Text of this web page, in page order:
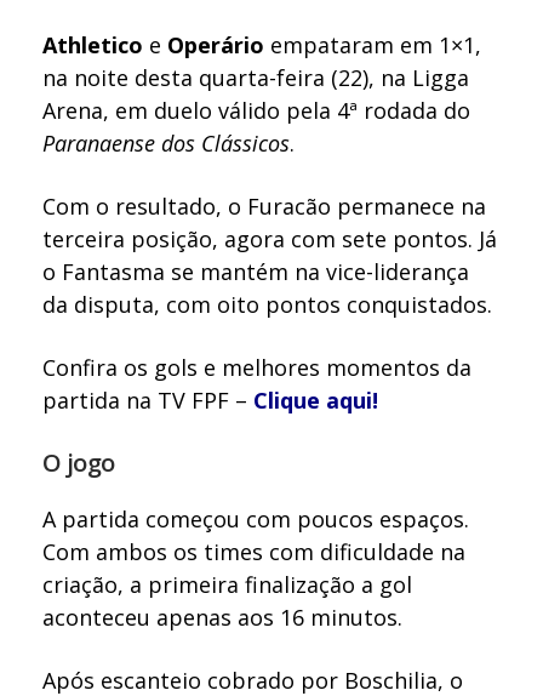
Athletico e Operário empataram em 1×1,
na noite desta quarta-feira (22), na Ligga
Arena, em duelo válido pela 4ª rodada do
Paranaense dos Clássicos.
Com o resultado, o Furacão permanece na
terceira posição, agora com sete pontos. Já
o Fantasma se mantém na vice-liderança
da disputa, com oito pontos conquistados.
Confira os gols e melhores momentos da
partida na TV FPF – Clique aqui!
O jogo
A partida começou com poucos espaços.
Com ambos os times com dificuldade na
criação, a primeira finalização a gol
aconteceu apenas aos 16 minutos.
Após escanteio cobrado por Boschilia, o